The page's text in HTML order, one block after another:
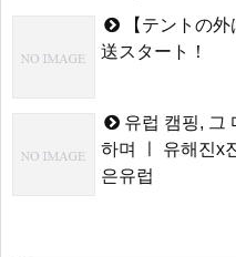
【テントの
送スタート！
유럽 캠핑, 그
하며 ㅣ 유해진x
은유럽